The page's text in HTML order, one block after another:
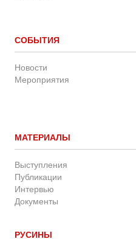
СОБЫТИЯ
Новости
Мероприятия
МАТЕРИАЛЫ
Выступления
Публикации
Интервью
Документы
РУСИНЫ